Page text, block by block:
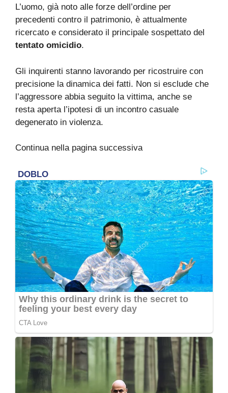
L’uomo, già noto alle forze dell’ordine per
precedenti contro il patrimonio, è attualmente
ricercato e considerato il principale sospettato del
tentato omicidio.
Gli inquirenti stanno lavorando per ricostruire con
precisione la dinamica dei fatti. Non si esclude che
l’aggressore abbia seguito la vittima, anche se
resta aperta l’ipotesi di un incontro casuale
degenerato in violenza.
Continua nella pagina successiva